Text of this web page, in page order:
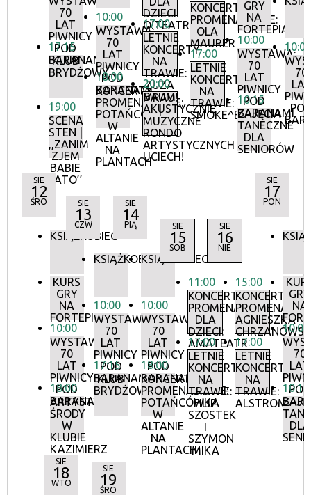
70
LAT
PIWNICY
POD
BARANAMI
17:15
KLUB
BRYDŻOWY
19:00
SCENA
STEN |
,,ZANIM
ZJEM
BABIE
LATO’’
10:00
WYSTAWA:
70
LAT
PIWNICY
POD
BARANAMI
18:00
KONCERTY
PROMENADOWE:
POTAŃCÓWKA
W
ALTANIE
NA
PLANTACH
DZIECI:
O!TEATR
17:00
LETNIE
KONCERTY
NA
TRAWIE:
ZUZA
BAUM
AKUSTYCZNIE
20:00
MRAU!
|
MUZYCZNE
RONDO
ARTYSTYCZNYCH
UCIECH!
KONCERTY
PROMENADOWE:
OLA
MAURER
17:00
LETNIE
KONCERTY
NA
TRAWIE:
SMOKE^BLUES
GRY
NA
FORTEPIANIE
10:00
WYSTAWA:
70
LAT
PIWNICY
POD
BARANAMI
10:15
ZAJĘCIA
TANECZNE
DLA
SENIORÓW
10:00
70
LAT
SIE
12
ŚRO
KSIĄŻKOBIEG
KURS
GRY
NA
FORTEPIANIE
10:00
WYSTAWA:
70
LAT
PIWNICY
POD
BARANAMI
18:00
ARTYSTYCZNE
ŚRODY
W
KLUBIE
KAZIMIERZ
SIE
13
CZW
KSIĄŻKOBIEG
10:00
WYSTAWA:
70
LAT
PIWNICY
POD
BARANAMI
17:15
KLUB
BRYDŻOWY
SIE
14
PIĄ
KSIĄŻKOBIEG
10:00
WYSTAWA:
70
LAT
PIWNICY
POD
BARANAMI
18:00
KONCERTY
PROMENADOWE:
POTAŃCÓWKA
W
ALTANIE
NA
PLANTACH
SIE
15
SOB
11:00
KONCERTY
PROMENADOWE
DLA
DZIECI:
AMATEATR
17:00
LETNIE
KONCERTY
NA
TRAWIE:
FILIP
SZOSTEK
I
SZYMON
MIKA
SIE
16
NIE
15:00
KONCERTY
AGNIESZKA
17:00
LETNIE
KONCERTY
NA
TRAWIE:
ALSTROMERIE
SIE
17
PON
GRY
NA
10:00
70
LAT
POD
10:15
DLA
SIE
18
WTO
SIE
19
ŚRO